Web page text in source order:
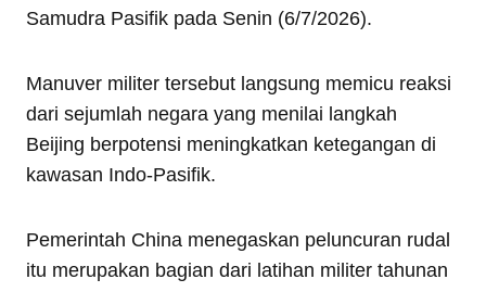
Samudra Pasifik pada Senin (6/7/2026).
Manuver militer tersebut langsung memicu reaksi
dari sejumlah negara yang menilai langkah
Beijing berpotensi meningkatkan ketegangan di
kawasan Indo-Pasifik.
Pemerintah China menegaskan peluncuran rudal
itu merupakan bagian dari latihan militer tahunan